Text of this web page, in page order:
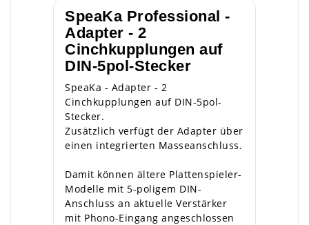
SpeaKa Professional -
Adapter - 2
Cinchkupplungen auf
DIN-5pol-Stecker
SpeaKa - Adapter - 2
Cinchkupplungen auf DIN-5pol-
Stecker.
Zusätzlich verfügt der Adapter über
einen integrierten Masseanschluss.
Damit können ältere Plattenspieler-
Modelle mit 5-poligem DIN-
Anschluss an aktuelle Verstärker
mit Phono-Eingang angeschlossen